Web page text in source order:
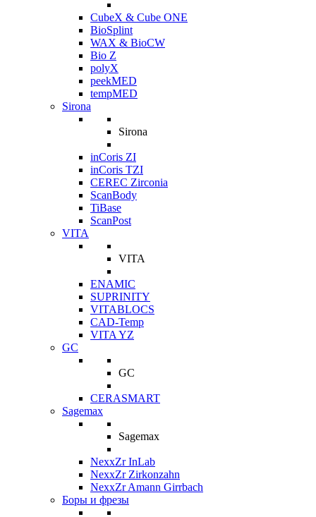
CubeX & Cube ONE
BioSplint
WAX & BioCW
Bio Z
polyX
peekMED
tempMED
Sirona
Sirona
inCoris ZI
inCoris TZI
CEREC Zirconia
ScanBody
TiBase
ScanPost
VITA
VITA
ENAMIC
SUPRINITY
VITABLOCS
CAD-Temp
VITA YZ
GC
GC
CERASMART
Sagemax
Sagemax
NexxZr InLab
NexxZr Zirkonzahn
NexxZr Amann Girrbach
Боры и фрезы